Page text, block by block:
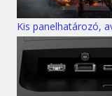
Kis panelhatározó,